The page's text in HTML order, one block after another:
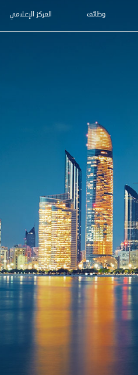
وظائف المركز الإعلامي